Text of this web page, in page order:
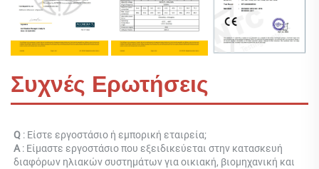
Συχνές Ερωτήσεις
Q : Είστε εργοστάσιο ή εμπορική εταιρεία;
Α : Είμαστε εργοστάσιο που εξειδικεύεται στην κατασκευή
διαφόρων ηλιακών συστημάτων για οικιακή, βιομηχανική και